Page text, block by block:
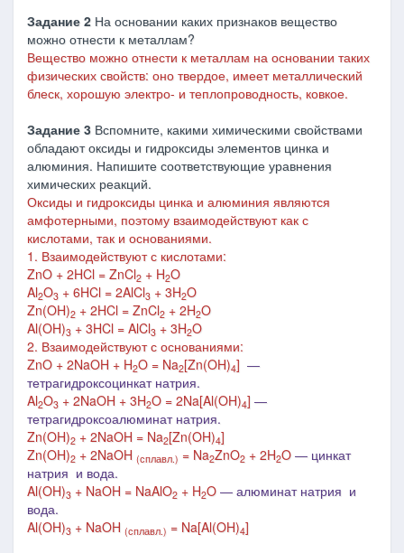
Задание 2 На основании каких признаков вещество
можно отнести к металлам?
Вещество можно отнести к металлам на основании таких
физических свойств: оно твердое, имеет металлический
блеск, хорошую электро- и теплопроводность, ковкое.
Задание 3 Вспомните, какими химическими свойствами
обладают оксиды и гидроксиды элементов цинка и
алюминия. Напишите соответствующие уравнения
химических реакций.
Оксиды и гидроксиды цинка и алюминия являются
амфотерными, поэтому взаимодействуют как с
кислотами, так и основаниями.
1. Взаимодействуют с кислотами:
ZnO + 2HCl = ZnCl2 + H2O
Al2O3 + 6HCl = 2AlCl3 + 3H2O
Zn(OH)2 + 2HCl = ZnCl2 + 2H2O
Al(OH)3 + 3HCl = AlCl3 + 3H2O
2. Взаимодействуют с основаниями:
ZnO + 2NaOH + H2O = Na2[Zn(OH)4] ―
тетрагидроксоцинкат натрия.
Al2O3 + 2NaOH + 3H2O = 2Na[Al(OH)4] ―
тетрагидроксоалюминат натрия.
Zn(OH)2 + 2NaOH = Na2[Zn(OH)4]
Zn(OH)2 + 2NaOH (сплавл.) = Na2ZnO2 + 2H2O ― цинкат
натрия и вода.
Al(OH)3 + NaOH = NaAlO2 + H2O ― алюминат натрия и
вода.
Al(OH)3 + NaOH (сплавл.) = Na[Al(OH)4]